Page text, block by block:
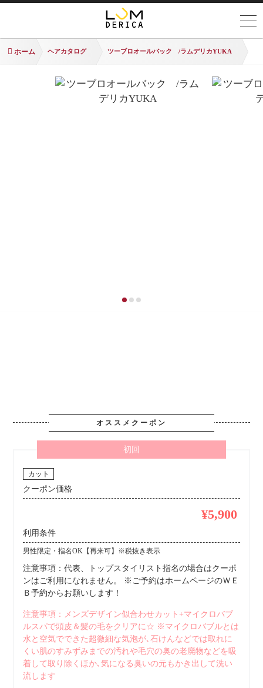
ホーム ヘアカタログ ツーブロオールバック /ラムデリカYUKA
オススメクーポン
初回
カット
クーポン価格
¥5,900
利用条件
男性限定・指名OK【再来可】※税抜き表示
注意事項：代表、トップスタイリスト指名の場合はクーポ
ンはご利用になれません。 ※ご予約はホームページのＷＥ
Ｂ予約からお願いします！
注意事項：メンズデザイン似合わせカット+マイクロバブ
ルスパで頭皮＆髪の毛をクリアに☆ ※マイクロバブルとは
水と空気でできた超微細な気泡が､石けんなどでは取れに
くい肌のすみずみまでの汚れや毛穴の奥の老廃物などを吸
着して取り除くほか､気になる臭いの元もかき出して洗い
流します